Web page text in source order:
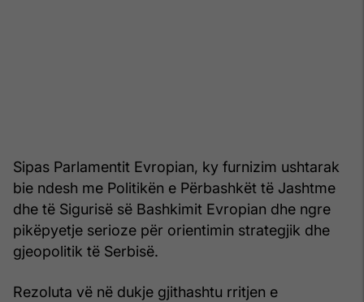
Sipas Parlamentit Evropian, ky furnizim ushtarak
bie ndesh me Politikën e Përbashkët të Jashtme
dhe të Sigurisë së Bashkimit Evropian dhe ngre
pikëpyetje serioze për orientimin strategjik dhe
gjeopolitik të Serbisë.
Rezoluta vë në dukje gjithashtu rritjen e